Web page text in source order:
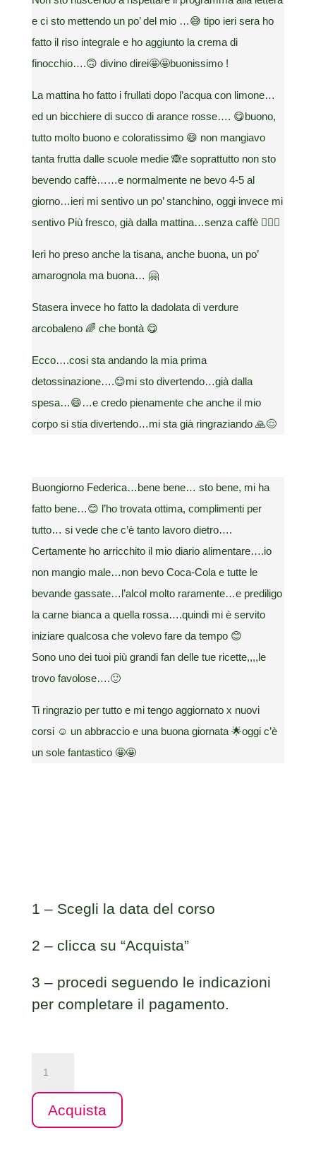
e ci sto mettendo un po’ del mio …😅 tipo ieri sera ho
fatto il riso integrale e ho aggiunto la crema di
finocchio….🙃 divino direi🤩🤩buonissimo !
La mattina ho fatto i frullati dopo l’acqua con limone…
ed un bicchiere di succo di arance rosse…. 😋buono,
tutto molto buono e coloratissimo 😄 non mangiavo
tanta frutta dalle scuole medie 🙈e soprattutto non sto
bevendo caffè……e normalmente ne bevo 4-5 al
giorno…ieri mi sentivo un po’ stanchino, oggi invece mi
sentivo Più fresco, già dalla mattina…senza caffè 🤷🏻‍♂️
Ieri ho preso anche la tisana, anche buona, un po’
amarognola ma buona… 🤗
Stasera invece ho fatto la dadolata di verdure
arcobaleno 🌈 che bontà 😋
Ecco….cosi sta andando la mia prima
detossinazione….😊mi sto divertendo…già dalla
spesa…😄…e credo pienamente che anche il mio
corpo si stia divertendo…mi sta già ringraziando 🙏😌
Buongiorno Federica…bene bene… sto bene, mi ha
fatto bene…😊 l’ho trovata ottima, complimenti per
tutto… si vede che c’è tanto lavoro dietro….
Certamente ho arricchito il mio diario alimentare….io
non mangio male…non bevo Coca-Cola e tutte le
bevande gassate…l’alcol molto raramente…e prediligo
la carne bianca a quella rossa….quindi mi è servito
iniziare qualcosa che volevo fare da tempo 😊
Sono uno dei tuoi più grandi fan delle tue ricette,,,,le
trovo favolose….🙂
Ti ringrazio per tutto e mi tengo aggiornato x nuovi
corsi ☺️ un abbraccio e una buona giornata 🌟oggi c’è
un sole fantastico 🤩🤩
1 – Scegli la data del corso
2 – clicca su “Acquista”
3 – procedi seguendo le indicazioni
per completare il pagamento.
giorni
Detox
Acquista